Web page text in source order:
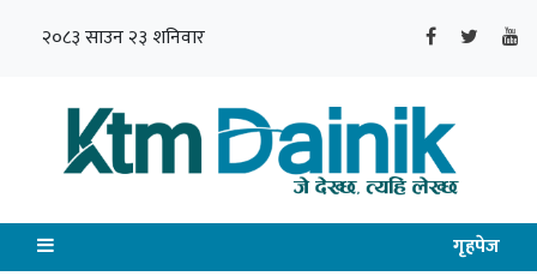
२०८३ साउन २३ शनिवार
गृहपेज